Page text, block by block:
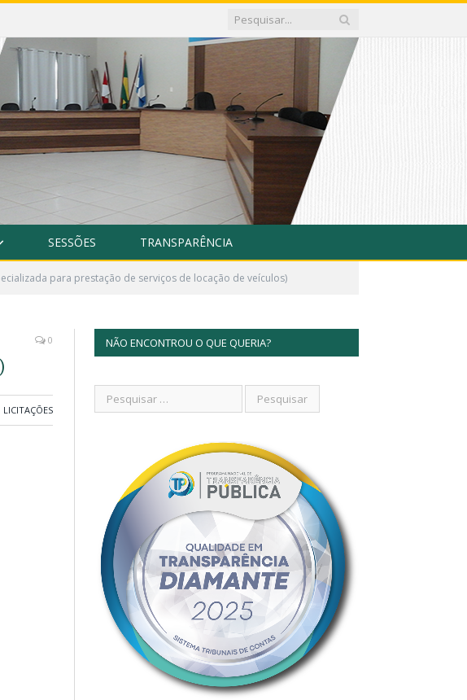
SESSÕES TRANSPARÊNCIA
para prestação de serviços de locação de veículos)
0
LICITAÇÕES
NÃO ENCONTROU O QUE QUERIA?